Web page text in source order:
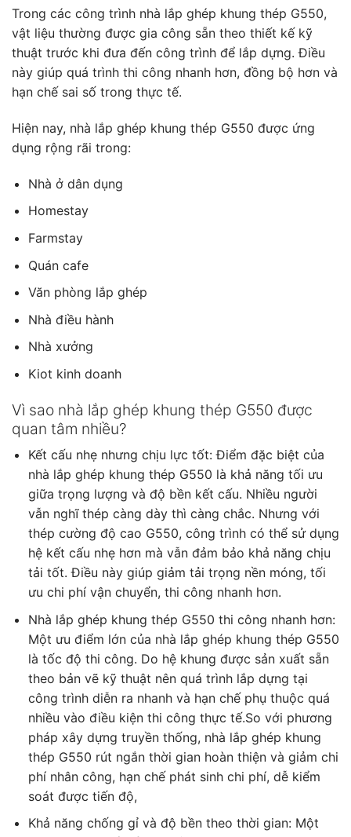
Trong các công trình nhà lắp ghép khung thép G550,
vật liệu thường được gia công sẵn theo thiết kế kỹ
thuật trước khi đưa đến công trình để lắp dựng. Điều
này giúp quá trình thi công nhanh hơn, đồng bộ hơn và
hạn chế sai số trong thực tế.
Hiện nay, nhà lắp ghép khung thép G550 được ứng
dụng rộng rãi trong:
Nhà ở dân dụng
Homestay
Farmstay
Quán cafe
Văn phòng lắp ghép
Nhà điều hành
Nhà xưởng
Kiot kinh doanh
Vì sao nhà lắp ghép khung thép G550 được
quan tâm nhiều?
Kết cấu nhẹ nhưng chịu lực tốt: Điểm đặc biệt của
nhà lắp ghép khung thép G550 là khả năng tối ưu
giữa trọng lượng và độ bền kết cấu. Nhiều người
vẫn nghĩ thép càng dày thì càng chắc. Nhưng với
thép cường độ cao G550, công trình có thể sử dụng
hệ kết cấu nhẹ hơn mà vẫn đảm bảo khả năng chịu
tải tốt. Điều này giúp giảm tải trọng nền móng, tối
ưu chi phí vận chuyển, thi công nhanh hơn.
Nhà lắp ghép khung thép G550 thi công nhanh hơn:
Một ưu điểm lớn của nhà lắp ghép khung thép G550
là tốc độ thi công. Do hệ khung được sản xuất sẵn
theo bản vẽ kỹ thuật nên quá trình lắp dựng tại
công trình diễn ra nhanh và hạn chế phụ thuộc quá
nhiều vào điều kiện thi công thực tế.So với phương
pháp xây dựng truyền thống, nhà lắp ghép khung
thép G550 rút ngắn thời gian hoàn thiện và giảm chi
phí nhân công, hạn chế phát sinh chi phí, dễ kiểm
soát được tiến độ,
Khả năng chống gỉ và độ bền theo thời gian: Một